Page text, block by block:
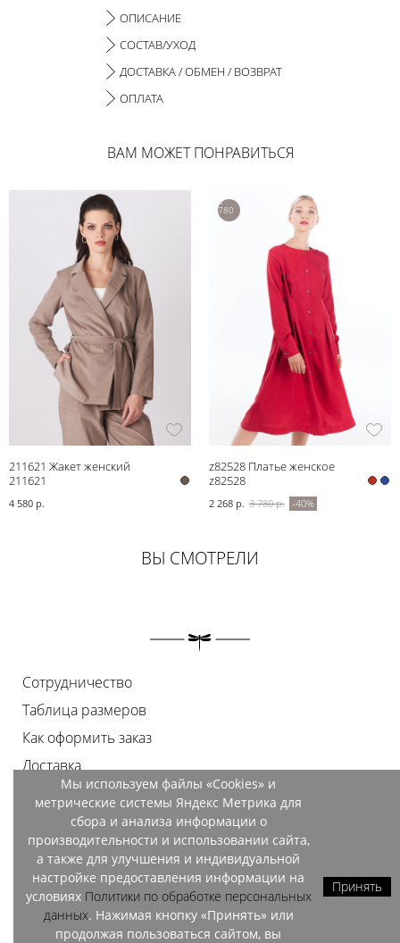
ОПИСАНИЕ
СОСТАВ/УХОД
ДОСТАВКА / ОБМЕН / ВОЗВРАТ
ОПЛАТА
ВАМ МОЖЕТ ПОНРАВИТЬСЯ
211621 Жакет женский
211621
4 580 р.
3
780
р.
z82528 Платье женское
z82528
2 268 р. 3 780 р. -40%
ВЫ СМОТРЕЛИ
Сотрудничество
Таблица размеров
Как оформить заказ
Доставка
Оплата
Возврат
Документы
Контакты
Магазины
Мы используем файлы «Cookies» и
метрические системы Яндекс Метрика для
сбора и анализа информации о
производительности и использовании сайта,
а также для улучшения и индивидуальной
настройке предоставления информации на
условиях Политики по обработке персональных
данных. Нажимая кнопку «Принять» или
продолжая пользоваться сайтом, вы
Принять